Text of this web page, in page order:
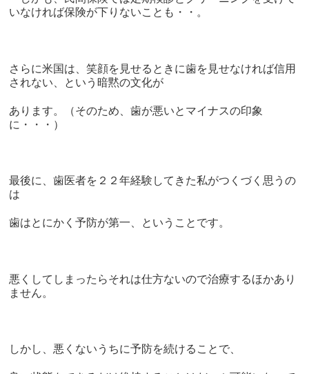
いなければ保険が下りないことも・・。
さらに米国は、笑顔を見せるときに歯を見せなければ信用
されない、という暗黙の文化が
あります。（そのため、歯が悪いとマイナスの印象
に・・・）
最後に、歯医者を２２年経験してきた私がつくづく思うの
は
歯はとにかく予防が第一、ということです。
悪くしてしまったらそれは仕方ないので治療するほかあり
ません。
しかし、悪くないうちに予防を続けることで、